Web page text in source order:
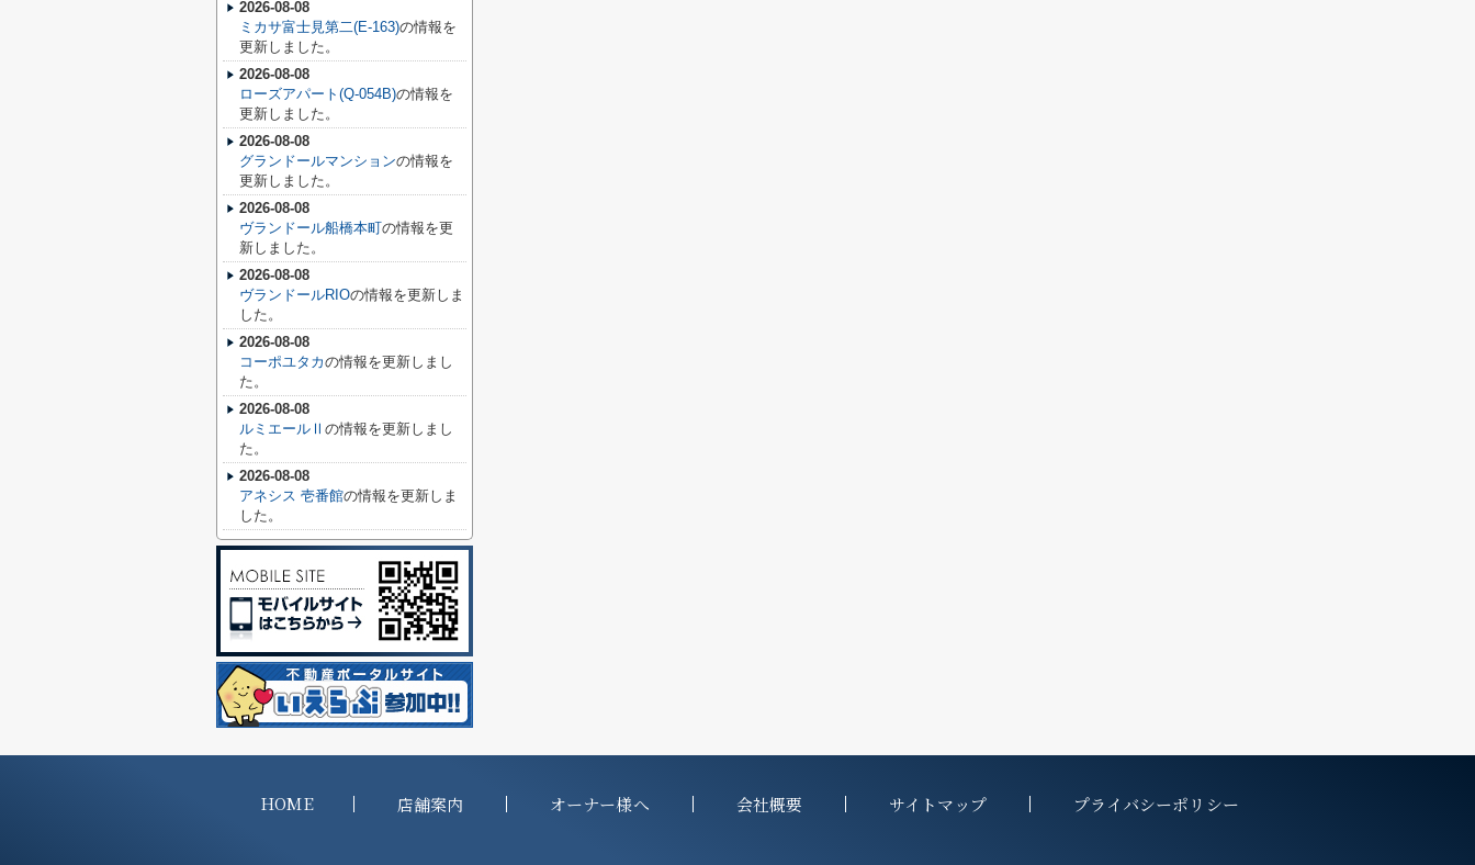
2026-08-08
ミカサ富士見第二(E-163)の情報を
更新しました。
2026-08-08
ローズアパート(Q-054B)の情報を
更新しました。
2026-08-08
グランドールマンションの情報を
更新しました。
2026-08-08
ヴランドール船橋本町の情報を更
新しました。
2026-08-08
ヴランドールRIOの情報を更新しま
した。
2026-08-08
コーポユタカの情報を更新しまし
た。
2026-08-08
ルミエールⅡ の情報を更新しまし
た。
2026-08-08
アネシス 壱番館の情報を更新しま
した。
HOME 店舗案内 オーナー様へ 会社概要 サイトマップ プライバシーポリシー